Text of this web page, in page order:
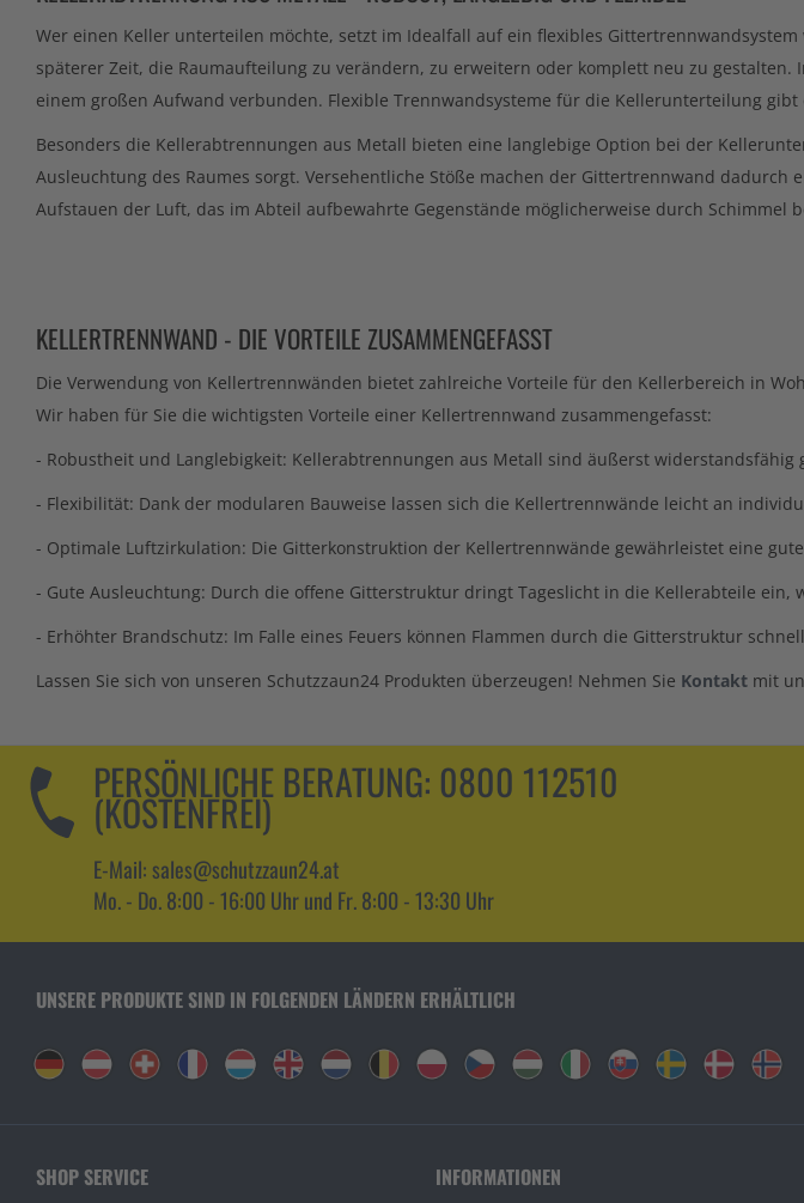
Wer einen Keller unterteilen möchte, setzt im Idealfall auf ein flexibles
späterer Zeit, die Raumaufteilung zu verändern, zu erweitern oder komplett neu zu
einem großen Aufwand verbunden. Flexible Trennwandsysteme für die Kellerunterteilung gibt
Besonders die Kellerabtrennungen aus Metall bieten eine langlebige Option bei der
Ausleuchtung des Raumes sorgt. Versehentliche Stöße machen der Gittertrennwand
Aufstauen der Luft, das im Abteil aufbewahrte Gegenstände möglicherweise durch Schimmel
KELLERTRENNWAND - DIE VORTEILE ZUSAMMENGEFASST
Die Verwendung von Kellertrennwänden bietet zahlreiche Vorteile für den Kellerbereich in
Wir haben für Sie die wichtigsten Vorteile einer Kellertrennwand zusammengefasst:
- Robustheit und Langlebigkeit: Kellerabtrennungen aus Metall sind äußerst
- Flexibilität: Dank der modularen Bauweise lassen sich die Kellertrennwände leicht an
- Optimale Luftzirkulation: Die Gitterkonstruktion der Kellertrennwände gewährleistet eine
- Gute Ausleuchtung: Durch die offene Gitterstruktur dringt Tageslicht in die Kellerabteile ein,
- Erhöhter Brandschutz: Im Falle eines Feuers können Flammen durch die Gitterstruktur
Lassen Sie sich von unseren Schutzzaun24 Produkten überzeugen! Nehmen Sie Kontakt mit
PERSÖNLICHE BERATUNG: 0800 112510
(KOSTENFREI)
E-Mail: sales@schutzzaun24.at
Mo. - Do. 8:00 - 16:00 Uhr und Fr. 8:00 - 13:30 Uhr
UNSERE PRODUKTE SIND IN FOLGENDEN LÄNDERN ERHÄLTLICH
SHOP SERVICE INFORMATIONEN